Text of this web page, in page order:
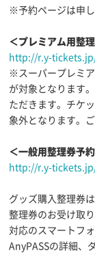
※予約ページは申し
＜プレミアム用整
http://r.y-
※スーパープレミ
が対象となります
ただきます。チケ
象外となります。
＜一般用整理券予
http://r.y-
グッズ購入整理券
整理券のお受け取
対応のスマートフ
AnyPASSの詳細、